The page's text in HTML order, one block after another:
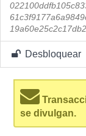
Desbloquear
se divulgan.